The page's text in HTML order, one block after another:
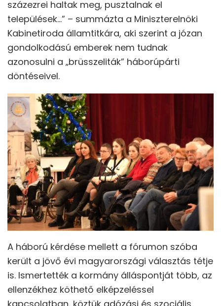
százezrei haltak meg, pusztalnak el
települések…” – summázta a Miniszterelnöki
Kabinetiroda államtitkára, aki szerint a józan
gondolkodású emberek nem tudnak
azonosulni a „brüsszeliták” háborúpárti
döntéseivel.
A háború kérdése mellett a fórumon szóba
került a jövő évi magyarországi választás tétje
is. Ismertették a kormány álláspontját több, az
ellenzékhez köthető elképzeléssel
kapcsolatban, köztük adózási és szociális